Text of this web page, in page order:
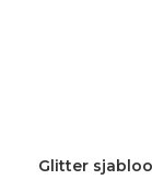
Glitter